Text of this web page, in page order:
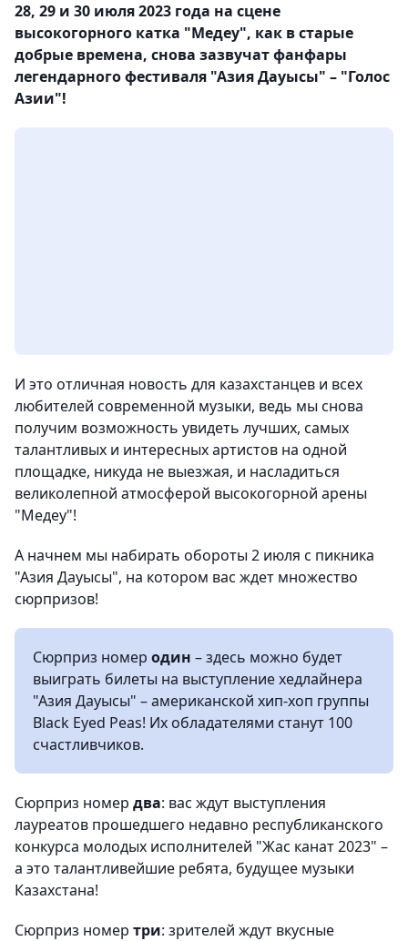
28, 29 и 30 июля 2023 года на сцене
высокогорного катка "Медеу", как в старые
добрые времена, снова зазвучат фанфары
легендарного фестиваля "Азия Дауысы" – "Голос
Азии"!
И это отличная новость для казахстанцев и всех
любителей современной музыки, ведь мы снова
получим возможность увидеть лучших, самых
талантливых и интересных артистов на одной
площадке, никуда не выезжая, и насладиться
великолепной атмосферой высокогорной арены
"Медеу"!
А начнем мы набирать обороты 2 июля с пикника
"Азия Дауысы", на котором вас ждет множество
сюрпризов!
Сюрприз номер один – здесь можно будет
выиграть билеты на выступление хедлайнера
"Азия Дауысы" – американской хип-хоп группы
Black Eyed Peas! Их обладателями станут 100
счастливчиков.
Сюрприз номер два: вас ждут выступления
лауреатов прошедшего недавно республиканского
конкурса молодых исполнителей "Жас канат 2023" –
а это талантливейшие ребята, будущее музыки
Казахстана!
Сюрприз номер три: зрителей ждут вкусные